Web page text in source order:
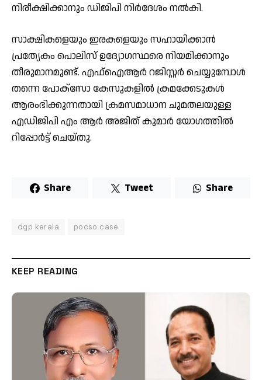
നിരീക്ഷിക്കാനും ഡിജിപി നിർദേശം നൽകി.
സാക്ഷികളെയും ഇരകളെയും സഹായിക്കാൻ
പ്രത്യേകം പൊലിസ് ഉദ്യോഗസ്ഥരെ നിയമിക്കാനും
തീരുമാനമുണ്ട്. എഫ്ഐആർ റജിസ്റ്റർ ചെയ്യുമ്പോൾ
തന്നെ പോക്സോ കേസുകളിൽ ക്രമക്കേടുകൾ
ആരംഭിക്കുന്നതായി ക്രമസമാധാന ചുമതലയുള്ള
എഡിജിപി എം ആർ അജിത് കുമാർ യോഗത്തിൽ
റിപ്പോർട്ട് ചെയ്തു.
Share Tweet Share
dgp kerala pocso case
KEEP READING